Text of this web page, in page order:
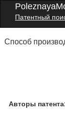
Патентный
Способ
Авторы